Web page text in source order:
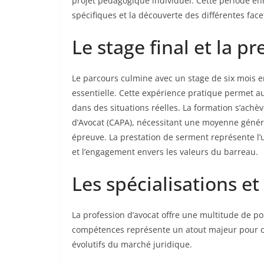
spécifiques et la découverte des différentes
Le stage final et la
Le parcours culmine avec un stage de six mois
essentielle. Cette expérience pratique permet
dans des situations réelles. La formation
d’Avocat (CAPA), nécessitant une moyenne
épreuve. La prestation de serment représente
et l’engagement envers les valeurs du barreau.
Les spécialisations
La profession d’avocat offre une multitude de
compétences représente un atout majeur
évolutifs du marché juridique.